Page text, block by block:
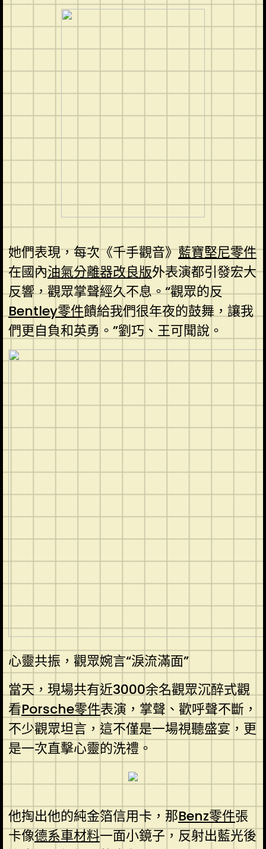
她們表現，每次《千手觀音》藍寶堅尼零件
在國內油氣分離器改良版外表演都引發宏大
反響，觀眾掌聲經久不息。“觀眾的反
Bentley零件饋給我們很年夜的鼓舞，讓我
們更自負和英勇。”劉巧、王可聞說。
心靈共振，觀眾婉言“淚流滿面”
當天，現場共有近3000余名觀眾沉醉式觀
看Porsche零件表演，掌聲、歡呼聲不斷，
不少觀眾坦言，這不僅是一場視聽盛宴，更
是一次直擊心靈的洗禮。
他掏出他的純金箔信用卡，那Benz零件張
卡像德系車材料一面小鏡子，反射出藍光後